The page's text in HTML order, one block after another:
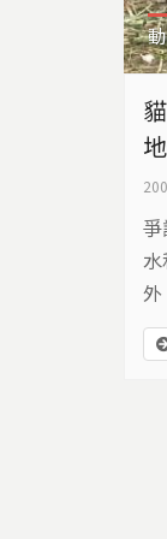
經
一